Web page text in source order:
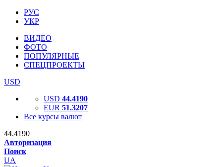
РУС
УКР
ВИДЕО
ФОТО
ПОПУЛЯРНЫЕ
СПЕЦПРОЕКТЫ
USD
USD 44.4190
EUR 51.3207
Все курсы валют
44.4190
Авторизация
Поиск
UA